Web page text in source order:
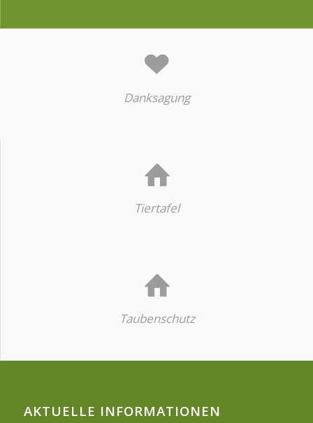
Danksagung
Tiertafel
Taubenschutz
AKTUELLE INFORMATIONEN